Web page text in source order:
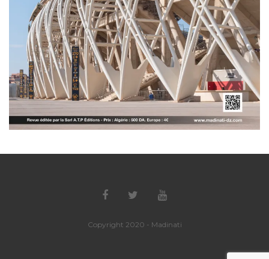
Copyright 2020 - Madinati